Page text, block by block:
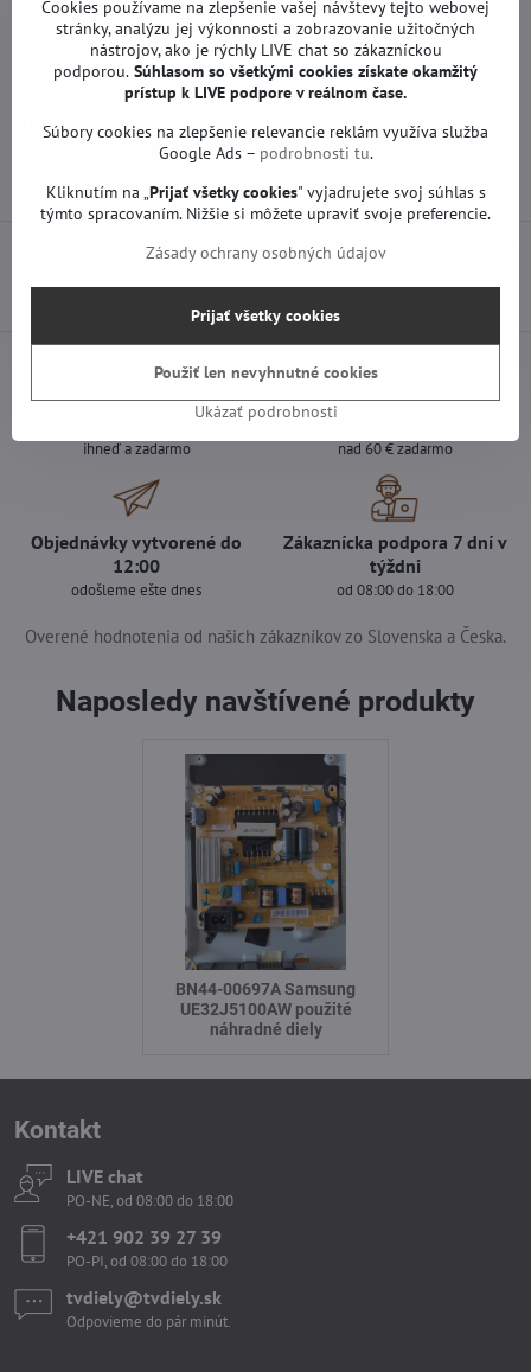
Na použité náhradné diely poskytujeme záruku 12 mesiacov.
Náhradné diely na TV sú funkčné od výroby. Neprebehla na nich
žiadna oprava ani servis.
Viac z kategórie
Náhradné diely | Samsung TV Zdroje | Samsung TV
Osobný odber v Trenčíne
ihneď a zadarmo
Doprava len za 2,90 €
nad 60 € zadarmo
Objednávky vytvorené do
12:00
odošleme ešte dnes
Zákaznícka podpora 7 dní v
týždni
od 08:00 do 18:00
Overené hodnotenia od našich zákazníkov zo Slovenska a Česka.
Naposledy navštívené produkty
BN44-00697A Samsung
UE32J5100AW použité
náhradné diely
Kontakt
LIVE chat
PO-NE, od 08:00 do 18:00
+421 902 39 27 39
PO-PI, od 08:00 do 18:00
tvdiely​​@tvdiely​​.sk
Odpovieme do pár minút.
Cookies používame na zlepšenie vašej návštevy tejto webovej
stránky, analýzu jej výkonnosti a zobrazovanie užitočných
nástrojov, ako je rýchly LIVE chat so zákazníckou
podporou. Súhlasom so všetkými cookies získate okamžitý
prístup k LIVE podpore v reálnom čase.
Súbory cookies na zlepšenie relevancie reklám využíva služba
Google Ads – podrobnosti tu.
Kliknutím na „ Prijať všetky cookies" vyjadrujete svoj súhlas s
týmto spracovaním. Nižšie si môžete upraviť svoje preferencie.
Zásady ochrany osobných údajov
Ukázať podrobnosti
Prijať všetky cookies
Použiť len nevyhnutné cookies